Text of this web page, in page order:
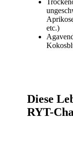
etc.)
Diese
RYT-